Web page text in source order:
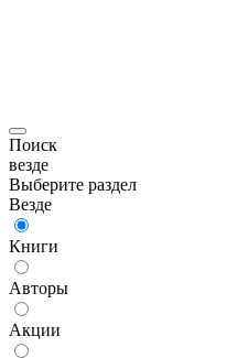
Поиск
везде
Выберите раздел
Везде
Книги
Авторы
Акции